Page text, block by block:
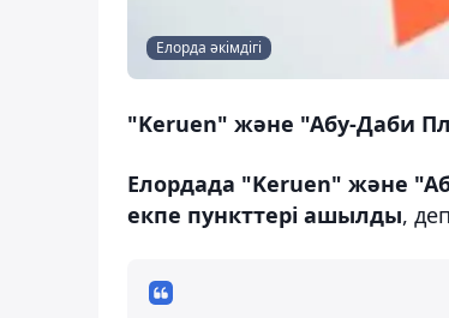
Елорда әкімдігі
"Keruen" және "Абу-Даби
Елордада "Keruen" және
екпе пункттері ашылды,